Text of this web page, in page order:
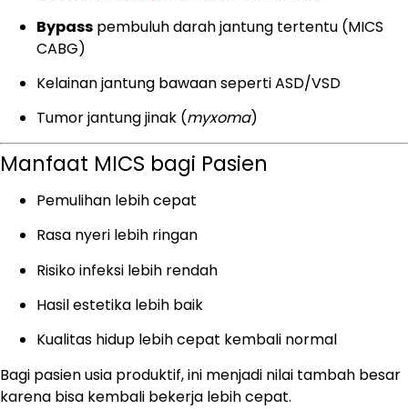
Bypass pembuluh darah jantung tertentu (MICS
CABG)
Kelainan jantung bawaan seperti ASD/VSD
Tumor jantung jinak (myxoma)
Manfaat MICS bagi Pasien
Pemulihan lebih cepat
Rasa nyeri lebih ringan
Risiko infeksi lebih rendah
Hasil estetika lebih baik
Kualitas hidup lebih cepat kembali normal
Bagi pasien usia produktif, ini menjadi nilai tambah besar
karena bisa kembali bekerja lebih cepat.